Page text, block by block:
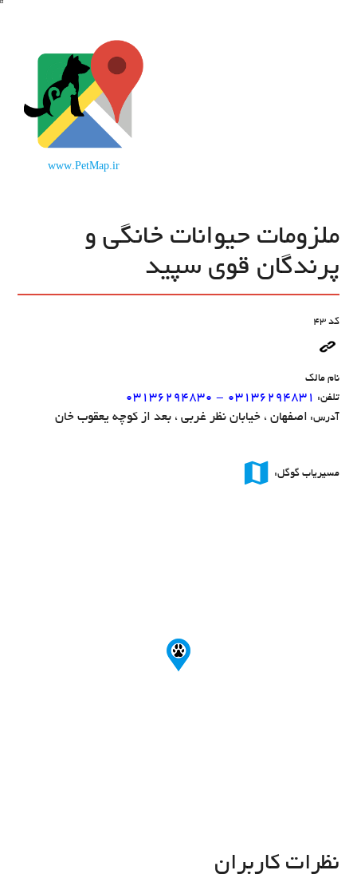
www.PetMap.ir
ملزومات حیوانات خانگی و
پرندگان قوی سپید
کد43
نام مالک
تلفن: ۰۳۱۳۶۲۹۴۸۳۰ - ۰۳۱۳۶۲۹۴۸۳۱
آدرس: اصفهان ، خیابان نظر غربی ، بعد از کوچه یعقوب خان
مسیریاب گوگل: map
نظرات کاربران